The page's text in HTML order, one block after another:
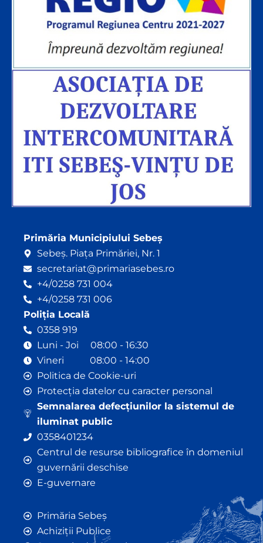
Primăria Municipiului Sebeș
Sebeș. Piața Primăriei, Nr. 1
secretariat@primariasebes.ro
+4/0258 731 004
+4/0258 731 006
Poliția Locală
0358 919
Luni - Joi 08:00 - 16:30
Vineri 08:00 - 14:00
Politica de Cookie-uri
Protecția datelor cu caracter personal
Semnalarea defecțiunilor la sistemul de
iluminat public
0358401234
Centrul de resurse bibliografice în domeniul
guvernării deschise
E-guvernare
Primăria Sebeș
Achiziții Publice